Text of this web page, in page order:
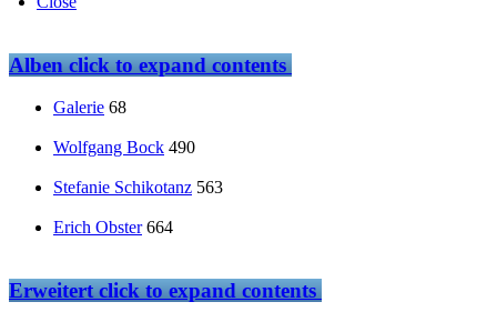
Albenclick to expand contents
Galerie 68
Wolfgang Bock 490
Stefanie Schikotanz 563
Erich Obster 664
Erweitertclick to expand contents